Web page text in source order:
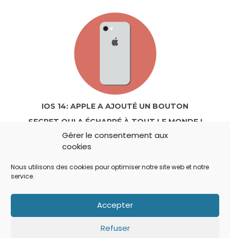
Gérer le consentement aux
cookies
Nous utilisons des cookies pour optimiser notre site web et notre
service.
Accepter
Refuser
IOS 14: APPLE A AJOUTÉ UN BOUTON
SECRET QUI A ÉCHAPPÉ À TOUT LE MONDE !